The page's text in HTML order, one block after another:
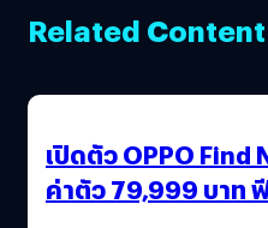
Related Content
เปิดตัว OPPO Find
ค่าตัว 79,999 บาท